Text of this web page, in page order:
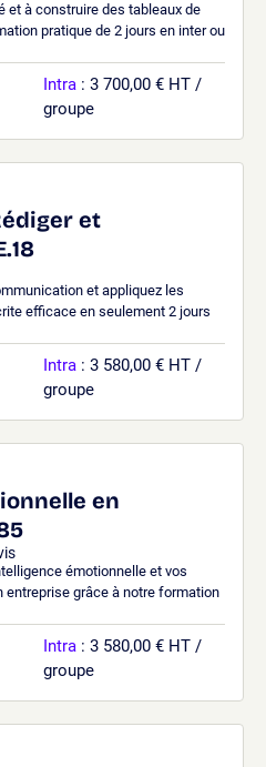
et à construire des tableaux de
pratique de 2 jours en inter ou
Intra : 3 700,00 € HT /
groupe
et
et appliquez les
efficace en seulement 2 jours
Intra : 3 580,00 € HT /
groupe
en
émotionnelle et vos
grâce à notre formation
Intra : 3 580,00 € HT /
groupe